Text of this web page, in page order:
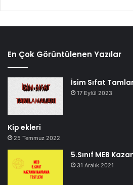
En Çok Görüntülenen Yazılar
İsim Sıfat
17 Eylül 2023
Kip ekleri
25 Temmuz 2022
5.Sınıf MEB
31 Aralık 2021